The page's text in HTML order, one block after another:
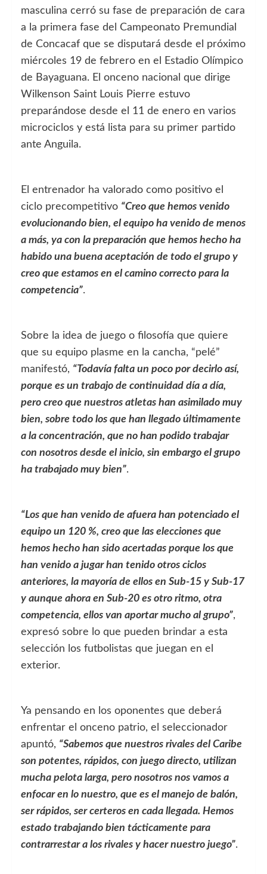
masculina cerró su fase de preparación de cara
a la primera fase del Campeonato Premundial
de Concacaf que se disputará desde el próximo
miércoles 19 de febrero en el Estadio Olímpico
de Bayaguana. El onceno nacional que dirige
Wilkenson Saint Louis Pierre estuvo
preparándose desde el 11 de enero en varios
microciclos y está lista para su primer partido
ante Anguila.
El entrenador ha valorado como positivo el
ciclo precompetitivo “Creo que hemos venido
evolucionando bien, el equipo ha venido de menos
a más, ya con la preparación que hemos hecho ha
habido una buena aceptación de todo el grupo y
creo que estamos en el camino correcto para la
competencia”.
Sobre la idea de juego o filosofía que quiere
que su equipo plasme en la cancha, “pelé”
manifestó, “Todavía falta un poco por decirlo así,
porque es un trabajo de continuidad día a día,
pero creo que nuestros atletas han asimilado muy
bien, sobre todo los que han llegado últimamente
a la concentración, que no han podido trabajar
con nosotros desde el inicio, sin embargo el grupo
ha trabajado muy bien”.
“Los que han venido de afuera han potenciado el
equipo un 120 %, creo que las elecciones que
hemos hecho han sido acertadas porque los que
han venido a jugar han tenido otros ciclos
anteriores, la mayoría de ellos en Sub-15 y Sub-17
y aunque ahora en Sub-20 es otro ritmo, otra
competencia, ellos van aportar mucho al grupo”,
expresó sobre lo que pueden brindar a esta
selección los futbolistas que juegan en el
exterior.
Ya pensando en los oponentes que deberá
enfrentar el onceno patrio, el seleccionador
apuntó, “Sabemos que nuestros rivales del Caribe
son potentes, rápidos, con juego directo, utilizan
mucha pelota larga, pero nosotros nos vamos a
enfocar en lo nuestro, que es el manejo de balón,
ser rápidos, ser certeros en cada llegada. Hemos
estado trabajando bien tácticamente para
contrarrestar a los rivales y hacer nuestro juego”.